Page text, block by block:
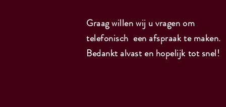
Graag willen wij u vragen om
telefonisch een afspraak te maken.
Bedankt alvast en hopelijk tot snel!